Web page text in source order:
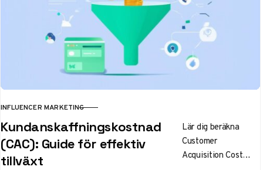
KATEGORI
INFLUENCER MARKETING
Kundanskaffningskostnad
(CAC): Guide för effektiv
tillväxt
Lär dig beräkna
Customer
Acquisition Cost